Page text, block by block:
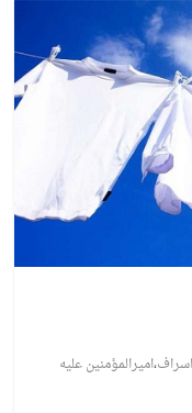
اسراف،امیرالمؤمنین علیه